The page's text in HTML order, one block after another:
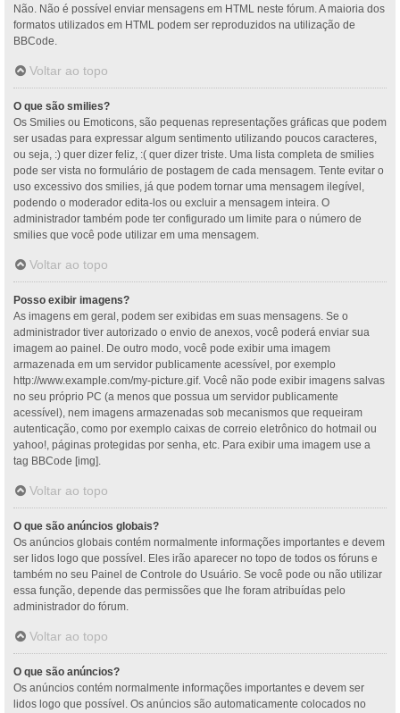
Não. Não é possível enviar mensagens em HTML neste fórum. A maioria dos
formatos utilizados em HTML podem ser reproduzidos na utilização de
BBCode.
Voltar ao topo
O que são smilies?
Os Smilies ou Emoticons, são pequenas representações gráficas que podem
ser usadas para expressar algum sentimento utilizando poucos caracteres,
ou seja, :) quer dizer feliz, :( quer dizer triste. Uma lista completa de smilies
pode ser vista no formulário de postagem de cada mensagem. Tente evitar o
uso excessivo dos smilies, já que podem tornar uma mensagem ilegível,
podendo o moderador edita-los ou excluir a mensagem inteira. O
administrador também pode ter configurado um limite para o número de
smilies que você pode utilizar em uma mensagem.
Voltar ao topo
Posso exibir imagens?
As imagens em geral, podem ser exibidas em suas mensagens. Se o
administrador tiver autorizado o envio de anexos, você poderá enviar sua
imagem ao painel. De outro modo, você pode exibir uma imagem
armazenada em um servidor publicamente acessível, por exemplo
http://www.example.com/my-picture.gif. Você não pode exibir imagens salvas
no seu próprio PC (a menos que possua um servidor publicamente
acessível), nem imagens armazenadas sob mecanismos que requeiram
autenticação, como por exemplo caixas de correio eletrônico do hotmail ou
yahoo!, páginas protegidas por senha, etc. Para exibir uma imagem use a
tag BBCode [img].
Voltar ao topo
O que são anúncios globais?
Os anúncios globais contém normalmente informações importantes e devem
ser lidos logo que possível. Eles irão aparecer no topo de todos os fóruns e
também no seu Painel de Controle do Usuário. Se você pode ou não utilizar
essa função, depende das permissões que lhe foram atribuídas pelo
administrador do fórum.
Voltar ao topo
O que são anúncios?
Os anúncios contém normalmente informações importantes e devem ser
lidos logo que possível. Os anúncios são automaticamente colocados no